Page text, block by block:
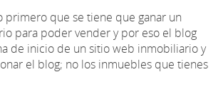
primero que se tiene que ganar un
para poder vender y por eso el blog
de inicio de un sitio web inmobiliario y
el blog; no los inmuebles que tienes